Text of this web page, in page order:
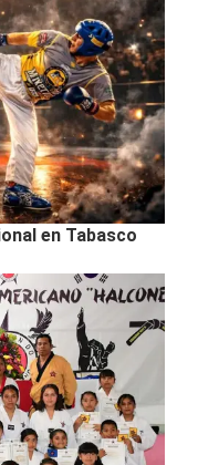
en Tabasco